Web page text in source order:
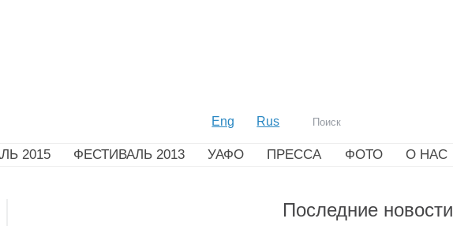
Eng Rus
2015 ФЕСТИВАЛЬ 2013 УАФО ПРЕССА ФОТО О НАС
Последние новости